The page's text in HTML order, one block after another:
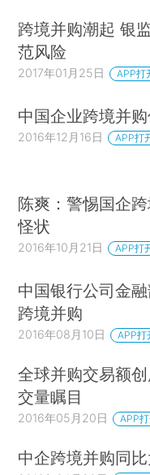
跨境并购潮起 银
范风险
2017年01月25日 APP打
中国企业跨境并
2016年12月16日 APP打
陈爽：警惕国企
怪状
2016年10月21日 APP打
中国银行公司金
跨境并购
2016年08月10日 APP打
全球并购交易额
交量瞩目
2016年05月20日 APP
中企跨境并购同